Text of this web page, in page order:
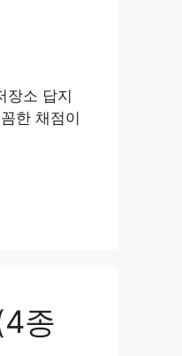
장소 답지
한 채점이
종